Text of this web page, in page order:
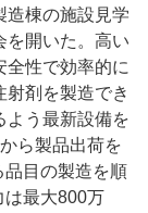
造棟の施設見学
を開いた。高い
全性で効率的に
射剤を製造でき
よう最新設備を
ら製品出荷を
品目の製造を順
は最大800万